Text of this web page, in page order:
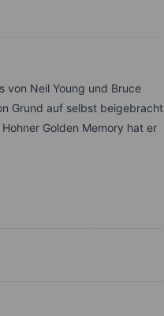
von Neil Young und Bruce
Grund auf selbst beigebracht
Golden Memory hat er